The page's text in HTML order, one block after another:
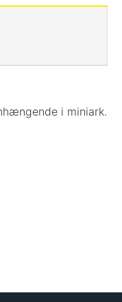
i miniark.